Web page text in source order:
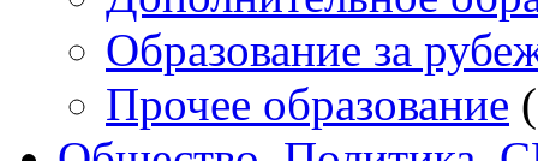
Образование за
Прочее образование